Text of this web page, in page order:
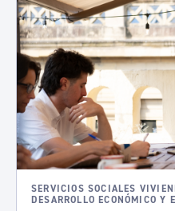
SERVICIOS SOCIALES
DESARROLLO ECONÓMICO Y